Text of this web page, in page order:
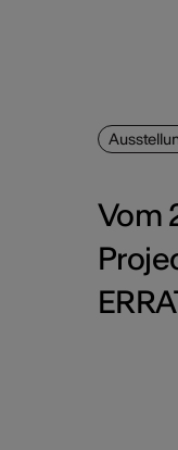
Vom